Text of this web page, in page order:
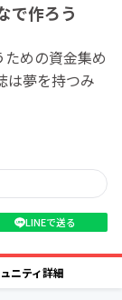
で作ろう
めの資金集め
は夢を持つみ
LINEで送る
ニティ詳細